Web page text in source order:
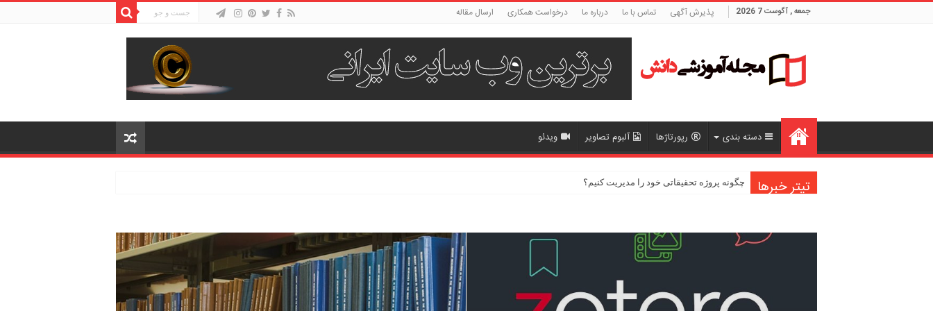
جمعه , آگوست 7 2026 پذیرش آگهی تماس با ما درباره ما درخواست همکاری ارسال مقاله
دسته بندی رپورتاژها آلبوم تصاویر ویدئو
تیتر خبرها نکات مهم در ارائه شفاهی مقالات علمی